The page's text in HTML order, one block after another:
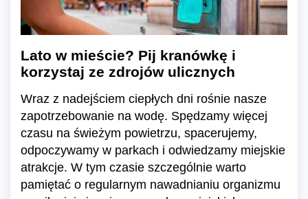
Lato w mieście? Pij kranówkę i
korzystaj ze zdrojów ulicznych
Wraz z nadejściem ciepłych dni rośnie nasze
zapotrzebowanie na wodę. Spędzamy więcej
czasu na świeżym powietrzu, spacerujemy,
odpoczywamy w parkach i odwiedzamy miejskie
atrakcje. W tym czasie szczególnie warto
pamiętać o regularnym nawadnianiu organizmu